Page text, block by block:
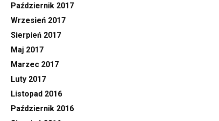
Październik 2017
Wrzesień 2017
Sierpień 2017
Maj 2017
Marzec 2017
Luty 2017
Listopad 2016
Październik 2016